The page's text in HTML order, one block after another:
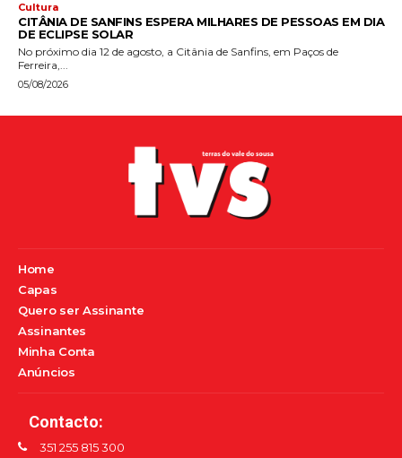
Cultura
CITÂNIA DE SANFINS ESPERA MILHARES DE PESSOAS EM DIA
DE ECLIPSE SOLAR
No próximo dia 12 de agosto, a Citânia de Sanfins, em Paços de
Ferreira,...
05/08/2026
Home
Capas
Quero ser Assinante
Assinantes
Minha Conta
Anúncios
Contacto:
351 255 815 300